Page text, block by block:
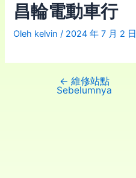
昌輪電動車行
Oleh kelvin/ 2024 年 7 月 2 日
← 維修站點
Sebelumnya